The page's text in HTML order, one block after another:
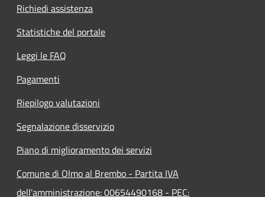
Richiedi assistenza
Statistiche del portale
Leggi le FAQ
Pagamenti
Riepilogo valutazioni
Segnalazione disservizio
Piano di miglioramento dei servizi
Comune di Olmo al Brembo - Partita IVA
dell'amministrazione: 00654490168 - PEC: